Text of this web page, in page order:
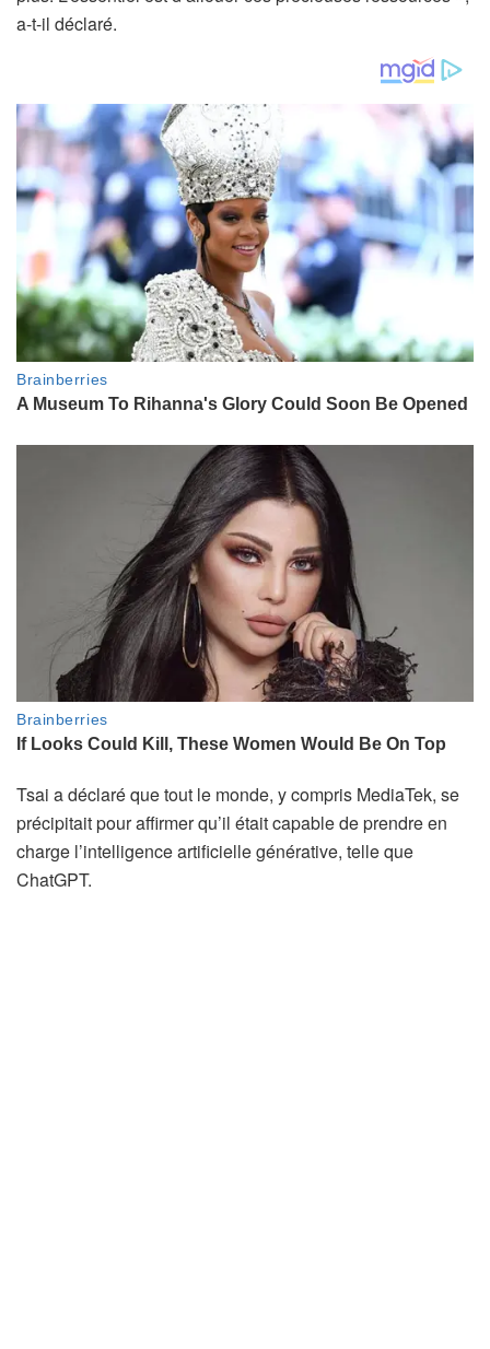
a-t-il déclaré.
Tsai a déclaré que tout le monde, y compris MediaTek, se
précipitait pour affirmer qu’il était capable de prendre en
charge l’intelligence artificielle générative, telle que
ChatGPT.